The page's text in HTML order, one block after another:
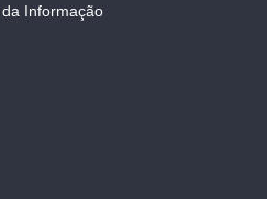
Informação